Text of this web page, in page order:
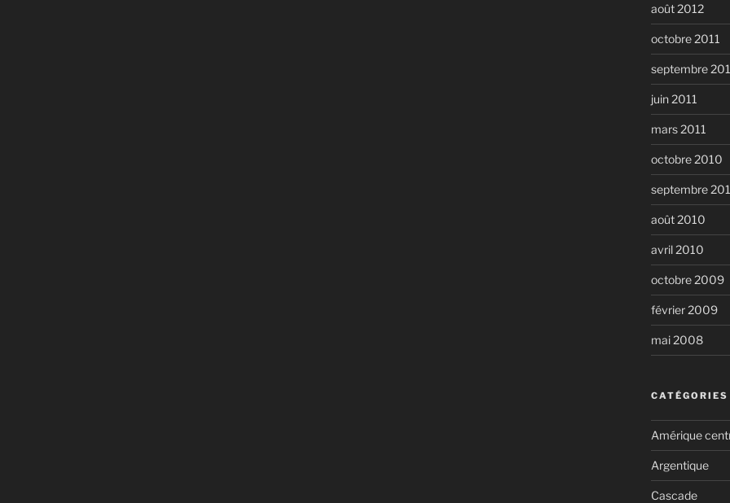
août 2012
octobre 2011
septembre
juin 2011
mars 2011
octobre 2010
septembre
août 2010
avril 2010
octobre 2009
février 2009
mai 2008
CATÉGORIES
Amérique
Argentique
Cascade